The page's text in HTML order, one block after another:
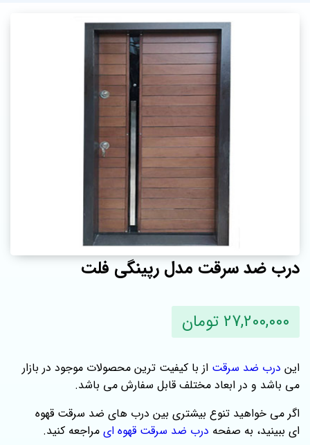
درب ضد سرقت مدل رپینگی فلت
27,200,000 تومان
این درب ضد سرقت از با کیفیت ترین محصولات موجود در بازار
می باشد و در ابعاد مختلف قابل سفارش می باشد.
اگر می‌ خواهید تنوع بیشتری بین درب‌ های ضد سرقت قهوه
ای ببینید، به صفحه‌ درب ضد سرقت قهوه ای مراجعه کنید.